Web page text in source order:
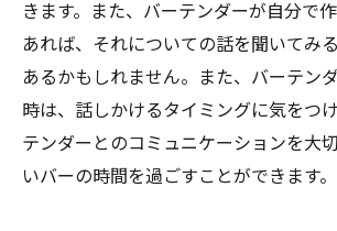
きます。また、バーテンダーが自分で
あれば、それについての話を聞いてみ
あるかもしれません。また、バーテン
時は、話しかけるタイミングに気をつ
テンダーとのコミュニケーションを大
いバーの時間を過ごすことができます。